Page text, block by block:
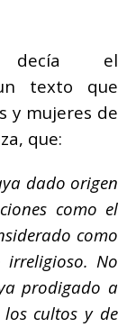
decía el
texto que
y mujeres de
que:
dado origen
como el
como
irreligioso. No
prodigado a
cultos y de